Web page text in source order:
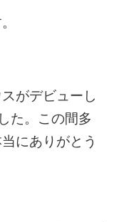
がデビューし
た。この間多
にありがとう